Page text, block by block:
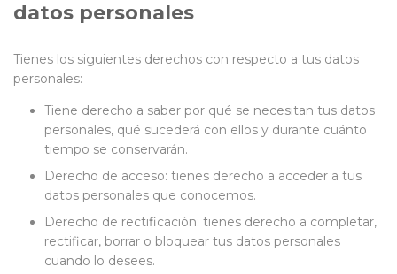
datos personales
Tienes los siguientes derechos con respecto a tus datos
personales:
Tiene derecho a saber por qué se necesitan tus datos
personales, qué sucederá con ellos y durante cuánto
tiempo se conservarán.
Derecho de acceso: tienes derecho a acceder a tus
datos personales que conocemos.
Derecho de rectificación: tienes derecho a completar,
rectificar, borrar o bloquear tus datos personales
cuando lo desees.